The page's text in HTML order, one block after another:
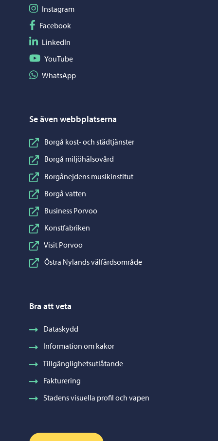
Följ på Instagram
Instagram
Följ på Facebook
Facebook
Följ på LinkedIn
LinkedIn
Följ på YouTube
YouTube
Dela på WhatsApp
WhatsApp
Se även webbplatserna
Borgå kost- och städtjänster
Borgå miljöhälsovård
Borgånejdens musikinstitut
Borgå vatten
Business Porvoo
Konstfabriken
Visit Porvoo
Östra Nylands välfärdsområde
Bra att veta
Dataskydd
Information om kakor
Tillgänglighetsutlåtande
Fakturering
Stadens visuella profil och vapen